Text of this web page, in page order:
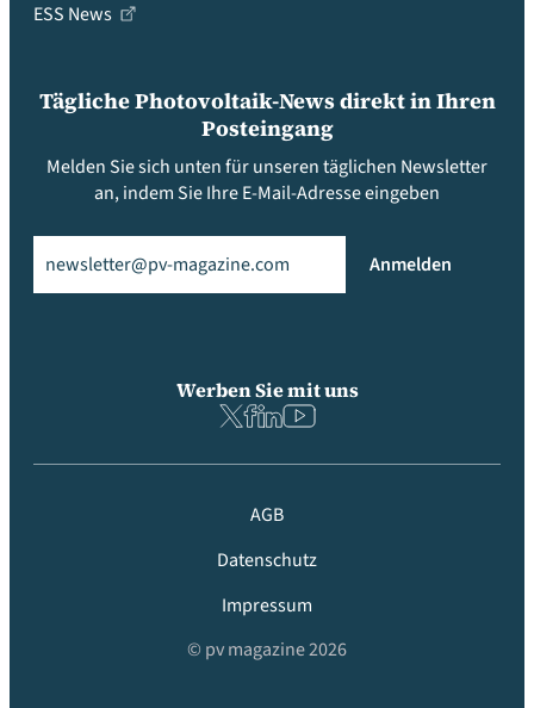
ESS News
Tägliche Photovoltaik-News direkt in Ihren
Posteingang
Melden Sie sich unten für unseren täglichen Newsletter
an, indem Sie Ihre E-Mail-Adresse eingeben
Anmelden
Werben Sie mit uns
AGB
Datenschutz
Impressum
© pv magazine 2026